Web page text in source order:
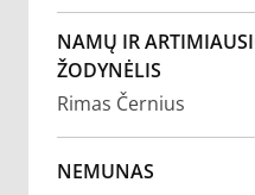
NAMŲ IR
ŽODYNĖLIS
Rimas Černius
NEMUNAS